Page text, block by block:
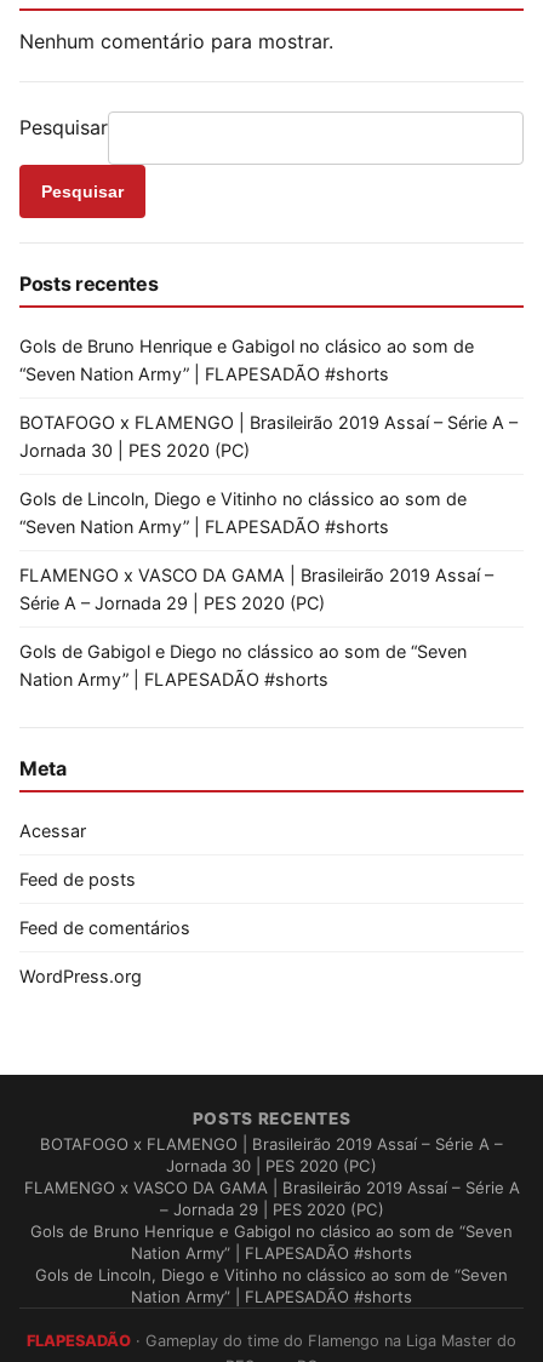
Nenhum comentário para mostrar.
Pesquisar
Pesquisar
Posts recentes
Gols de Bruno Henrique e Gabigol no clásico ao som de
“Seven Nation Army” | FLAPESADÃO #shorts
BOTAFOGO x FLAMENGO | Brasileirão 2019 Assaí – Série A –
Jornada 30 | PES 2020 (PC)
Gols de Lincoln, Diego e Vitinho no clássico ao som de
“Seven Nation Army” | FLAPESADÃO #shorts
FLAMENGO x VASCO DA GAMA | Brasileirão 2019 Assaí –
Série A – Jornada 29 | PES 2020 (PC)
Gols de Gabigol e Diego no clássico ao som de “Seven
Nation Army” | FLAPESADÃO #shorts
Meta
Acessar
Feed de posts
Feed de comentários
WordPress.org
POSTS RECENTES
BOTAFOGO x FLAMENGO | Brasileirão 2019 Assaí – Série A –
Jornada 30 | PES 2020 (PC)
FLAMENGO x VASCO DA GAMA | Brasileirão 2019 Assaí – Série A
– Jornada 29 | PES 2020 (PC)
Gols de Bruno Henrique e Gabigol no clásico ao som de “Seven
Nation Army” | FLAPESADÃO #shorts
Gols de Lincoln, Diego e Vitinho no clássico ao som de “Seven
Nation Army” | FLAPESADÃO #shorts
FLAPESADÃO · Gameplay do time do Flamengo na Liga Master do